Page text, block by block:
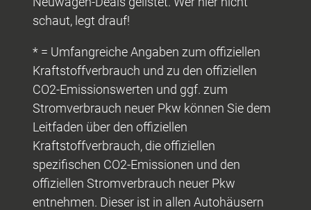
schaut, legt drauf!
* = Umfangreiche Angaben zum offiziellen
Kraftstoffverbrauch und zu den offiziellen
CO2-Emissionswerten und ggf. zum
Stromverbrauch neuer Pkw können Sie dem
Leitfaden über den offiziellen
Kraftstoffverbrauch, die offiziellen
spezifischen CO2-Emissionen und den
offiziellen Stromverbrauch neuer Pkw
entnehmen. Dieser ist in allen Autohäusern